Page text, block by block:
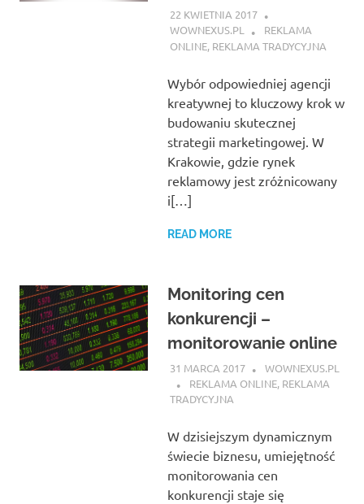
22 KWIETNIA 2017
WOWNEXUS.PL
REKLAMA
ONLINE, REKLAMA TRADYCYJNA
Wybór odpowiedniej agencji
kreatywnej to kluczowy krok w
budowaniu skutecznej
strategii marketingowej. W
Krakowie, gdzie rynek
reklamowy jest zróżnicowany
i[…]
READ MORE
Monitoring cen
konkurencji –
monitorowanie online
31 MARCA 2017
WOWNEXUS.PL
REKLAMA ONLINE, REKLAMA
TRADYCYJNA
W dzisiejszym dynamicznym
świecie biznesu, umiejętność
monitorowania cen
konkurencji staje się